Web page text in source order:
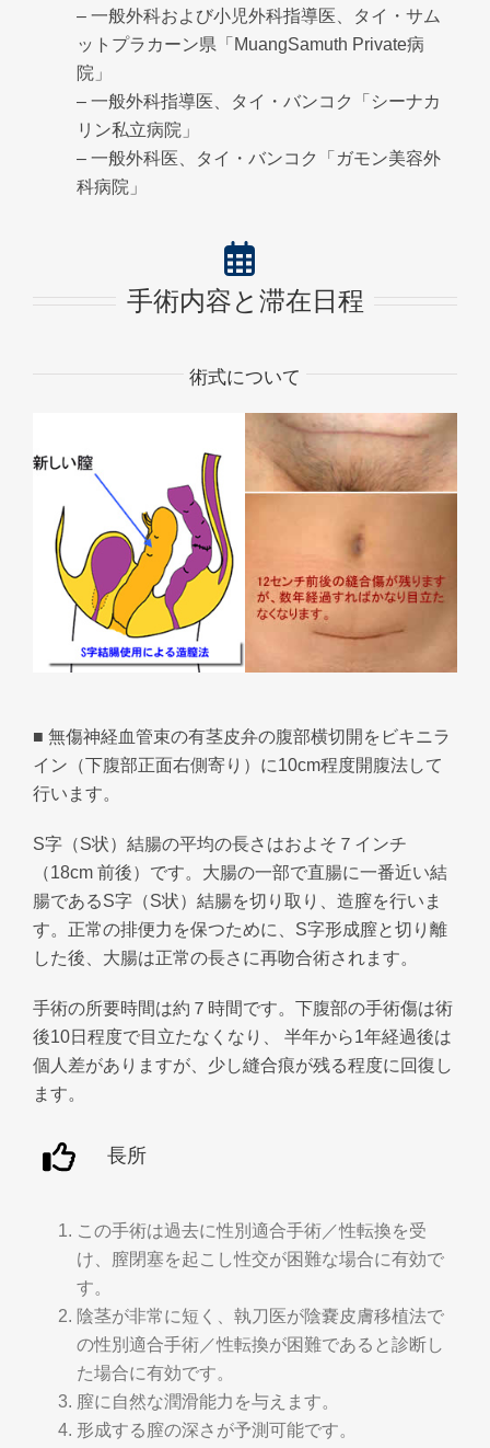
– 一般外科および小児外科指導医、タイ・サム
ットプラカーン県「MuangSamuth Private病
院」
– 一般外科指導医、タイ・バンコク「シーナカ
リン私立病院」
– 一般外科医、タイ・バンコク「ガモン美容外
科病院」
手術内容と滞在日程
術式について
■ 無傷神経血管束の有茎皮弁の腹部横切開をビキニラ
イン（下腹部正面右側寄り）に10cm程度開腹法して
行います。
S字（S状）結腸の平均の長さはおよそ７インチ
（18cm 前後）です。大腸の一部で直腸に一番近い結
腸であるS字（S状）結腸を切り取り、造膣を行いま
す。正常の排便力を保つために、S字形成膣と切り離
した後、大腸は正常の長さに再吻合術されます。
手術の所要時間は約７時間です。下腹部の手術傷は術
後10日程度で目立たなくなり、 半年から1年経過後は
個人差がありますが、少し縫合痕が残る程度に回復し
ます。
長所
この手術は過去に性別適合手術／性転換を受
け、膣閉塞を起こし性交が困難な場合に有効で
す。
陰茎が非常に短く、執刀医が陰嚢皮膚移植法で
の性別適合手術／性転換が困難であると診断し
た場合に有効です。
膣に自然な潤滑能力を与えます。
形成する膣の深さが予測可能です。